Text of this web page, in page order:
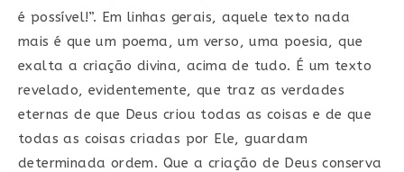
é possível!”. Em linhas gerais, aquele texto nada
mais é que um poema, um verso, uma poesia, que
exalta a criação divina, acima de tudo. É um texto
revelado, evidentemente, que traz as verdades
eternas de que Deus criou todas as coisas e de que
todas as coisas criadas por Ele, guardam
determinada ordem. Que a criação de Deus conserva